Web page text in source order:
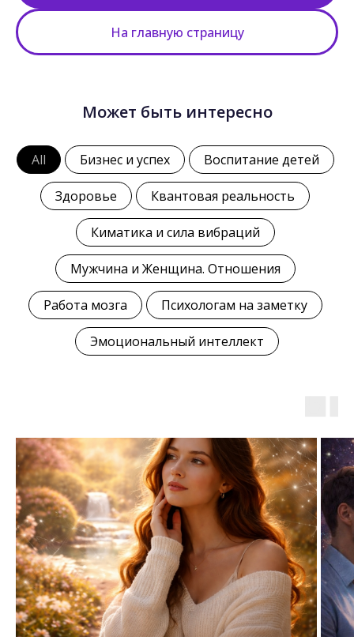
На главную страницу
Может быть интересно
All Бизнес и успех Воспитание детей
Здоровье Квантовая реальность
Киматика и сила вибраций
Мужчина и Женщина. Отношения
Работа мозга Психологам на заметку
Эмоциональный интеллект